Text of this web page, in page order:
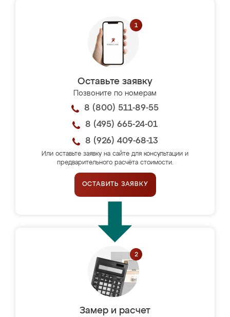
Оставьте заявку
Позвоните по номерам
8 (800) 511-89-55
8 (495) 665-24-01
8 (926) 409-68-13
Или оставьте заявку на сайте для консультации и
предварительного расчёта стоимости.
ОСТАВИТЬ ЗАЯВКУ
Замер и расчет